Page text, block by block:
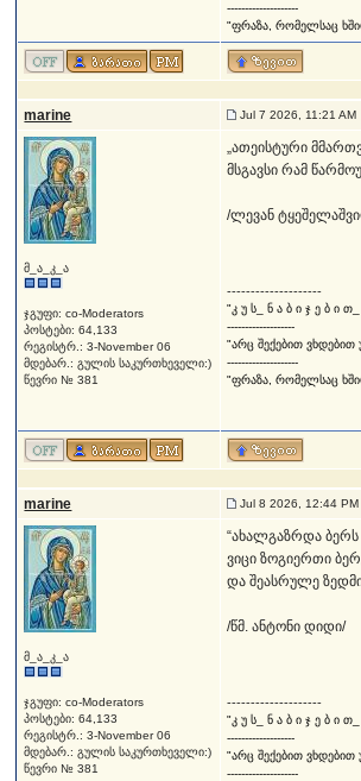
--------------------
"ფრაზა, რომელსაც
marine Jul 7 2026, 11:21 AM
მ_ა_კ_ა
ჯგუფი: co-Moderators
პოსტები: 64,133
რეგისტრ.: 3-November 06
მდებარ.: გულის საკურთხეველი:)
წევრი № 381
„ათეისტური
მსგავსი რამ
/ლევან
--------------------
"კ უ ს_ ნ ა ბ ი ჯ ე ბ ი
-------------------
"არც შექებით
--------------------
"ფრაზა, რომელსაც
marine Jul 8 2026, 12:44 PM
მ_ა_კ_ა
ჯგუფი: co-Moderators
პოსტები: 64,133
რეგისტრ.: 3-November 06
მდებარ.: გულის საკურთხეველი:)
წევრი № 381
“ახალგაზრდა ბერს
ვიცი ზოგიერთი
და შეასრულე
/წმ. ანტონი დიდი/
--------------------
"კ უ ს_ ნ ა ბ ი ჯ ე ბ ი
-------------------
"არც შექებით
--------------------